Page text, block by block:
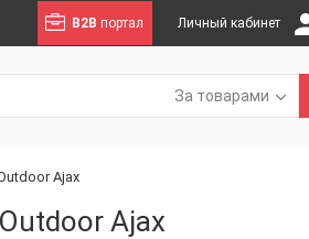
B2B портал Личный кабинет
За товарами
Ajax
Ajax